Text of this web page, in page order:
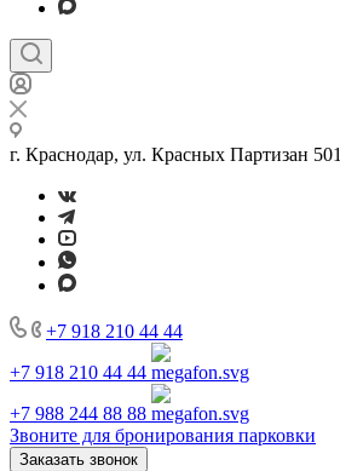
г. Краснодар, ул. Красных Партизан 501
+7 918 210 44 44
+7 918 210 44 44
+7 988 244 88 88
Звоните для бронирования парковки
Заказать звонок